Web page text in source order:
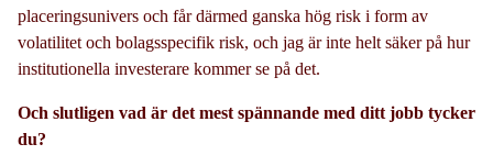
placeringsunivers och får därmed ganska hög risk i form av
volatilitet och bolagsspecifik risk, och jag är inte helt säker på hur
institutionella investerare kommer se på det.
Och slutligen vad är det mest spännande med ditt jobb tycker
du?